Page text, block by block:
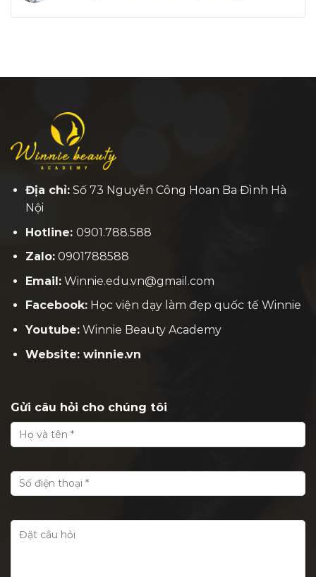
Địa chỉ:Số 73 Nguyễn Công Hoan Ba Đình Hà
Nội
Hotline: 0901.788.588
Zalo:0901788588
Email:Winnie.edu.vn@gmail.com
Facebook:Học viện dạy làm đẹp quốc tế Winnie
Youtube:Winnie Beauty Academy
Website: winnie.vn
Gửi câu hỏi cho chúng tôi